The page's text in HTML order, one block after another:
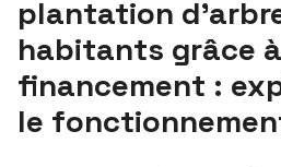
plantation
habitants grâce
financement :
le